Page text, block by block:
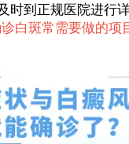
时到正规医院进行
白斑常需要做的项